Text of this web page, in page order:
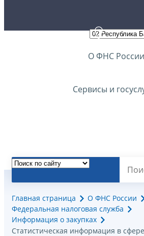
О ФНС России
Сервисы и
Главная страница
О ФНС России
Федеральная налоговая служба
Информация о закупках
Статистическая информация в